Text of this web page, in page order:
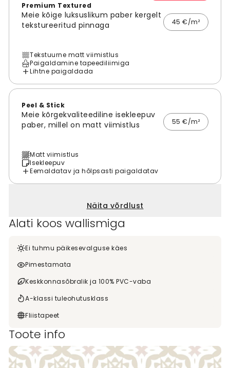
Premium Textured
Meie kõige luksuslikum paber kergelt
tekstureeritud pinnaga
45 €/m²
Tekstuurne matt viimistlus
Paigaldamine tapeediliimiga
Lihtne paigaldada
Peel & Stick
Meie kõrgekvaliteediline isekleepuv
paber, millel on matt viimistlus
55 €/m²
Matt viimistlus
Isekleepuv
Eemaldatav ja hõlpsasti paigaldatav
Näita võrdlust
Alati koos wallismiga
Ei tuhmu päikesevalguse käes
Pimestamata
Keskkonnasõbralik ja 100% PVC-vaba
A-klassi tuleohutusklass
Fliistapeet
Toote info